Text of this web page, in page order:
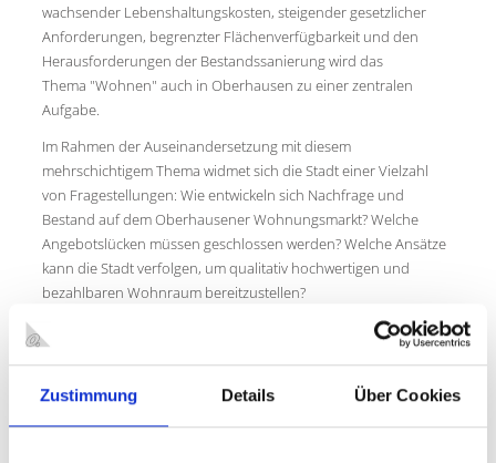
Zustimmung Details Über Cookies
wachsender Lebenshaltungskosten, steigender gesetzlicher
Anforderungen, begrenzter Flächenverfügbarkeit und den
Herausforderungen der Bestandssanierung wird das
Thema "Wohnen" auch in Oberhausen zu einer zentralen
Aufgabe.
Im Rahmen der Auseinandersetzung mit diesem
mehrschichtigem Thema widmet sich die Stadt einer Vielzahl
von Fragestellungen: Wie entwickeln sich Nachfrage und
Bestand auf dem Oberhausener Wohnungsmarkt? Welche
Angebotslücken müssen geschlossen werden? Welche Ansätze
kann die Stadt verfolgen, um qualitativ hochwertigen und
bezahlbaren Wohnraum bereitzustellen?